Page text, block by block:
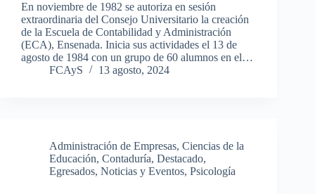
En noviembre de 1982 se autoriza en sesión
extraordinaria del Consejo Universitario la creación
de la Escuela de Contabilidad y Administración
(ECA), Ensenada. Inicia sus actividades el 13 de
agosto de 1984 con un grupo de 60 alumnos en el…
FCAyS
13 agosto, 2024
Administración de Empresas, Ciencias de la
Educación, Contaduría, Destacado,
Egresados, Noticias y Eventos, Psicología